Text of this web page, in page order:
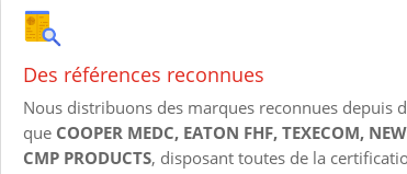
Des références reconnues
Nous distribuons des marques reconnues depuis
que COOPER MEDC, EATON FHF, TEXECOM,
CMP PRODUCTS, disposant toutes de la